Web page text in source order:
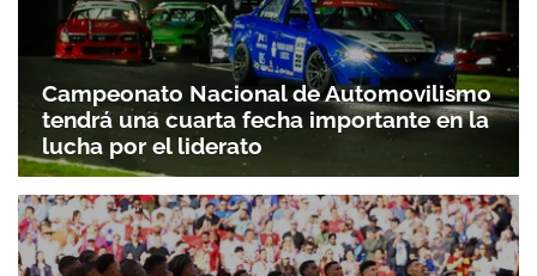
Campeonato Nacional de Automovilismo
tendrá una cuarta fecha importante en la
lucha por el liderato